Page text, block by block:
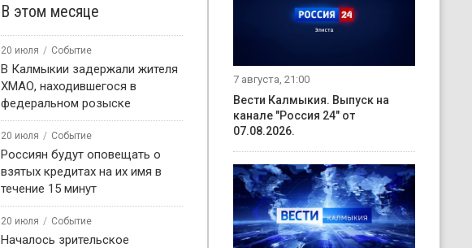
В этом месяце
20 июля Событие
В Калмыкии задержали жителя
ХМАО, находившегося в
федеральном розыске
20 июля Событие
Россиян будут оповещать о
взятых кредитах на их имя в
течение 15 минут
20 июля Событие
Началось зрительское
7 августа, 21:00
Вести Калмыкия. Выпуск на
канале "Россия 24" от
07.08.2026.